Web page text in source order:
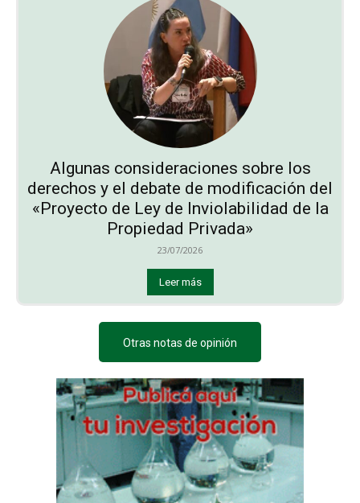
Algunas consideraciones sobre los
derechos y el debate de modificación del
«Proyecto de Ley de Inviolabilidad de la
Propiedad Privada»
23/07/2026
Leer más
Otras notas de opinión